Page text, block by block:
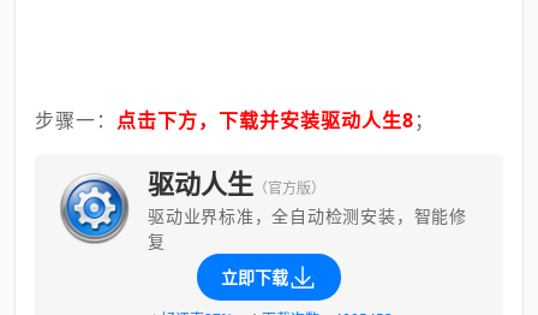
步骤一： 点击下方，下载并安装驱动人生8；
驱动人生 （官方版）
驱动业界标准，全自动检测安装，智能修
复
立即下载